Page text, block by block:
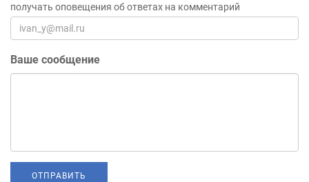
получать оповещения об ответах на комментарий
Ваше сообщение